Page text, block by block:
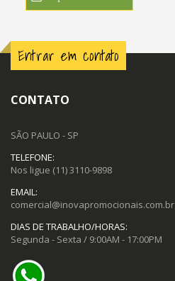
Entrar em contato
CONTATO
SÃO PAULO - SP
TELEFONE:
Nos ligue (11) 3110-9898
EMAIL:
comercial@inovapromocionais.com.br
DIAS DE TRABALHO/HORAS:
Segunda - Sexta / 9:00AM - 17:00PM